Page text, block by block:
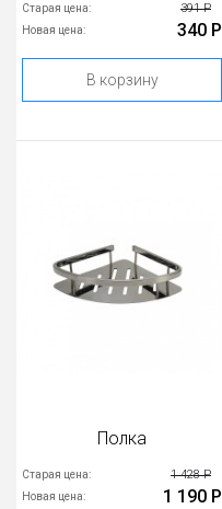
Старая цена: 391 Р
Новая цена: 340 Р
В корзину
Полка
Старая цена: 1 428 Р
Новая цена: 1 190 Р